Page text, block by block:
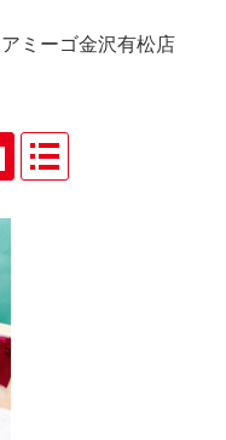
ミーゴ金沢有松店